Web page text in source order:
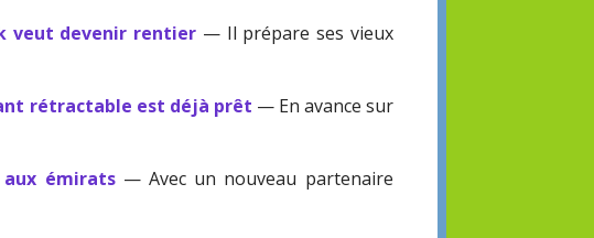
veut devenir rentier — Il prépare ses vieux
rétractable est déjà prêt — En avance sur
aux émirats— Avec un nouveau partenaire